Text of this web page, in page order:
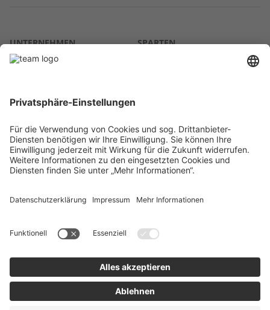
UNTERNEHMEN
Über uns
Karriere
Kontakt
SPARTEN
RECHTLICHES
Lieferkette
Barrierefreiheitserklärung
Code of Conduct